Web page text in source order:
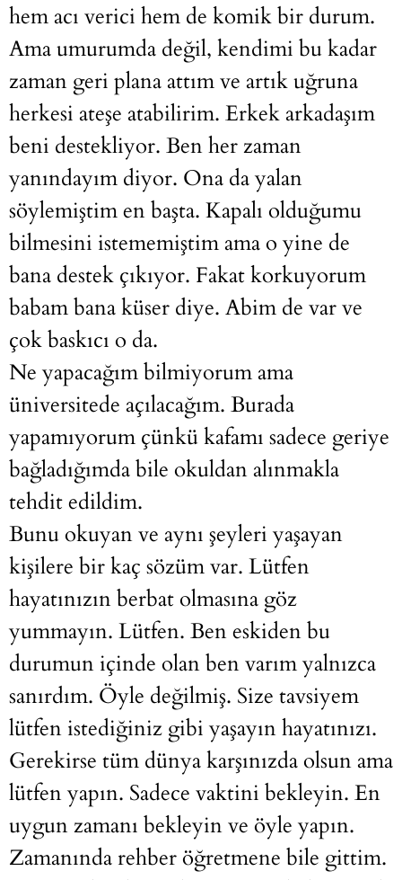
hem acı verici hem de komik bir durum.
Ama umurumda değil, kendimi bu kadar
zaman geri plana attım ve artık uğruna
herkesi ateşe atabilirim. Erkek arkadaşım
beni destekliyor. Ben her zaman
yanındayım diyor. Ona da yalan
söylemiştim en başta. Kapalı olduğumu
bilmesini istememiştim ama o yine de
bana destek çıkıyor. Fakat korkuyorum
babam bana küser diye. Abim de var ve
çok baskıcı o da.
Ne yapacağım bilmiyorum ama
üniversitede açılacağım. Burada
yapamıyorum çünkü kafamı sadece geriye
bağladığımda bile okuldan alınmakla
tehdit edildim.
Bunu okuyan ve aynı şeyleri yaşayan
kişilere bir kaç sözüm var. Lütfen
hayatınızın berbat olmasına göz
yummayın. Lütfen. Ben eskiden bu
durumun içinde olan ben varım yalnızca
sanırdım. Öyle değilmiş. Size tavsiyem
lütfen istediğiniz gibi yaşayın hayatınızı.
Gerekirse tüm dünya karşınızda olsun ama
lütfen yapın. Sadece vaktini bekleyin. En
uygun zamanı bekleyin ve öyle yapın.
Zamanında rehber öğretmene bile gittim.